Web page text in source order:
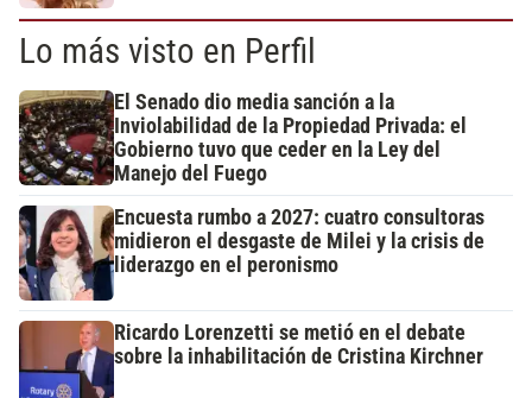
Lo más visto en Perfil
El Senado dio media sanción a la
Inviolabilidad de la Propiedad Privada: el
Gobierno tuvo que ceder en la Ley del
Manejo del Fuego
Encuesta rumbo a 2027: cuatro consultoras
midieron el desgaste de Milei y la crisis de
liderazgo en el peronismo
Ricardo Lorenzetti se metió en el debate
sobre la inhabilitación de Cristina Kirchner